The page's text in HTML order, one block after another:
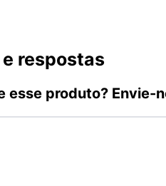
respostas
esse produto? Envie-